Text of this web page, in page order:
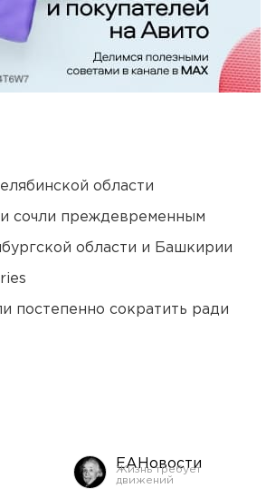
области
сочли преждевременным
области и Башкирии
постепенно сократить ради
ЕАНовости